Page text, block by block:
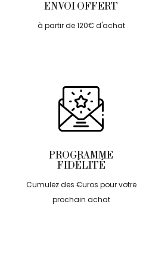
ENVOI OFFERT
à partir de 120€ d'achat
PROGRAMME
FIDÉLITÉ
Cumulez des €uros pour votre
prochain achat